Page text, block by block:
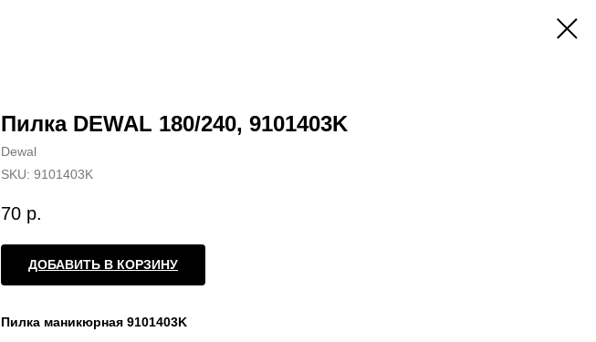
Пилка DEWAL 180/240, 9101403K
Dewal
SKU: 9101403K
70 р.
ДОБАВИТЬ В КОРЗИНУ
Пилка маникюрная 9101403K